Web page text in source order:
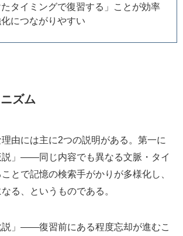
たタイミングで復習する」ことが効率
につながりやすい
ズム
由には主に2つの説明がある。第一に
説」——同じ内容でも異なる文脈・タイ
とで記憶の検索手がかりが多様化し、
る、というものである。
説」——復習前にある程度忘却が進むこ